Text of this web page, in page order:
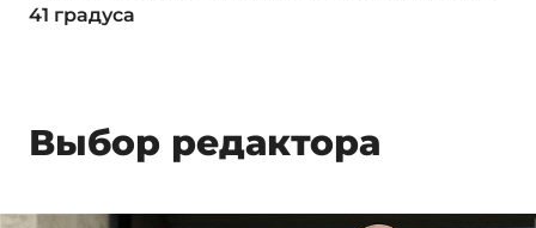
41 градуса
Выбор редактора